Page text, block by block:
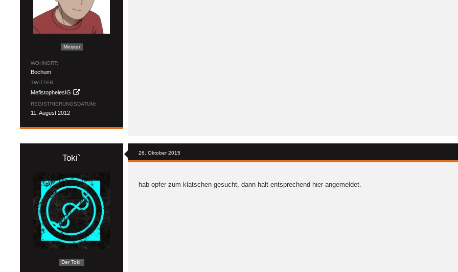
Meister
WOHNORT
Bochum
TWITTER
MefistophelesIG
REGISTRIERUNGSDATUM
11. August 2012
Toki`
Der Toki`
26. Oktober 2015
hab opfer zum klatschen gesucht, dann halt entsprechend hier angemeldet.